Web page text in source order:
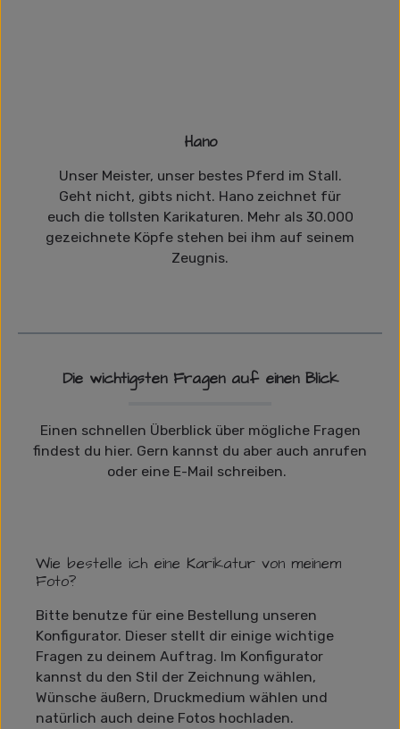
Hano
Unser Meister, unser bestes Pferd im Stall.
Geht nicht, gibts nicht. Hano zeichnet für
euch die tollsten Karikaturen. Mehr als 30.000
gezeichnete Köpfe stehen bei ihm auf seinem
Zeugnis.
Die wichtigsten Fragen auf einen Blick
Einen schnellen Überblick über mögliche Fragen
findest du hier. Gern kannst du aber auch anrufen
oder eine E-Mail schreiben.
Wie bestelle ich eine Karikatur von meinem
Foto?
Bitte benutze für eine Bestellung unseren
Konfigurator. Dieser stellt dir einige wichtige
Fragen zu deinem Auftrag. Im Konfigurator
kannst du den Stil der Zeichnung wählen,
Wünsche äußern, Druckmedium wählen und
natürlich auch deine Fotos hochladen.